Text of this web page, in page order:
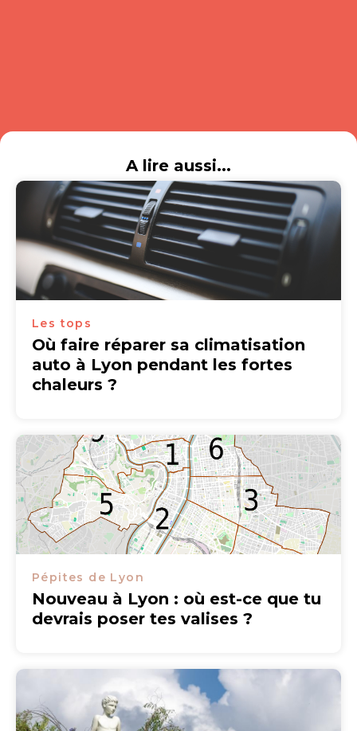
A lire aussi...
Les tops
Où faire réparer sa climatisation
auto à Lyon pendant les fortes
chaleurs ?
Pépites de Lyon
Nouveau à Lyon : où est-ce que tu
devrais poser tes valises ?